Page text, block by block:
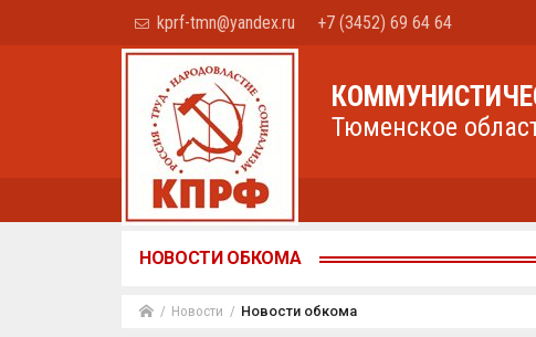
kprf-tmn@yandex.ru +7 (3452) 69 64 64
Тюменское
НОВОСТИ ОБКОМА
Новости Новости обкома